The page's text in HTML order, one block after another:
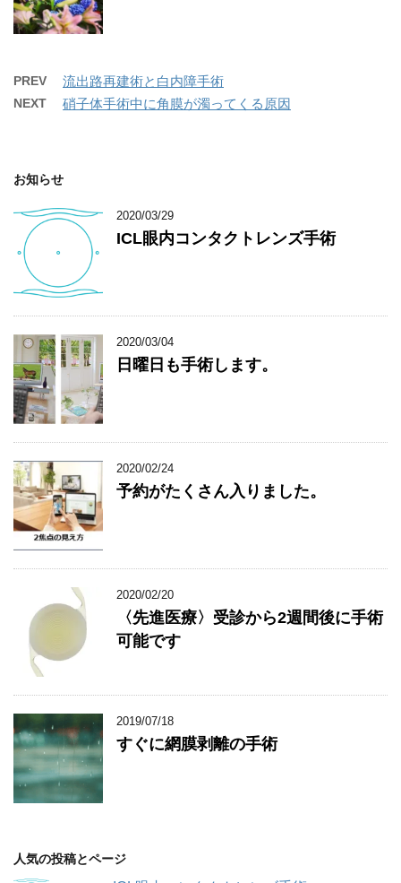
PREV 流出路再建術と白内障手術
NEXT 硝子体手術中に角膜が濁ってくる原因
お知らせ
2020/03/29
ICL眼内コンタクトレンズ手術
2020/03/04
日曜日も手術します。
2020/02/24
予約がたくさん入りました。
2020/02/20
〈先進医療〉受診から2週間後に手術
可能です
2019/07/18
すぐに網膜剥離の手術
人気の投稿とページ